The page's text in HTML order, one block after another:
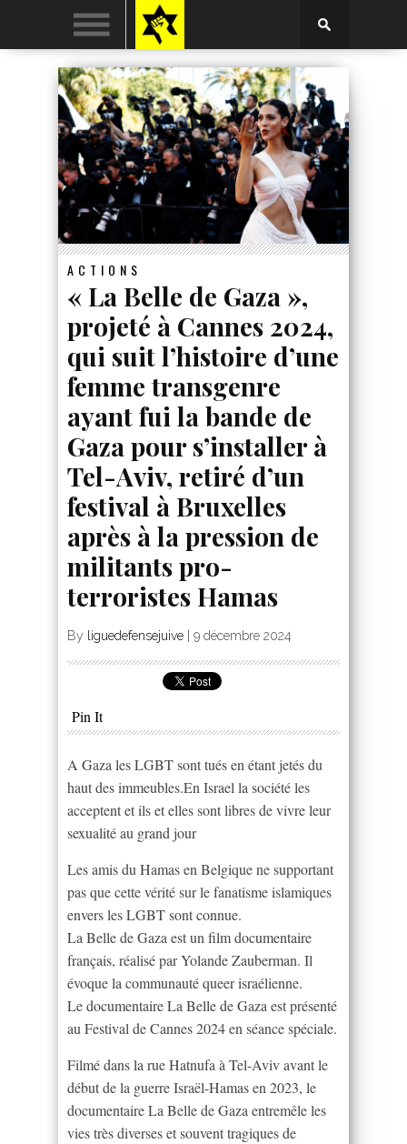
ACTIONS
« La Belle de Gaza »,
projeté à Cannes 2024,
qui suit l’histoire d’une
femme transgenre
ayant fui la bande de
Gaza pour s’installer à
Tel-Aviv, retiré d’un
festival à Bruxelles
après à la pression de
militants pro-
terroristes Hamas
By liguedefensejuive 9 décembre 2024
Pin It
A Gaza les LGBT sont tués en étant jetés du
haut des immeubles.En Israel la société les
acceptent et ils et elles sont libres de vivre leur
sexualité au grand jour
Les amis du Hamas en Belgique ne supportant
pas que cette vérité sur le fanatisme islamiques
envers les LGBT sont connue.
La Belle de Gaza est un film documentaire
français, réalisé par Yolande Zauberman. Il
évoque la communauté queer israélienne.
Le documentaire La Belle de Gaza est présenté
au Festival de Cannes 2024 en séance spéciale.
Filmé dans la rue Hatnufa à Tel-Aviv avant le
début de la guerre Israël-Hamas en 2023, le
documentaire La Belle de Gaza entremêle les
vies très diverses et souvent tragiques de